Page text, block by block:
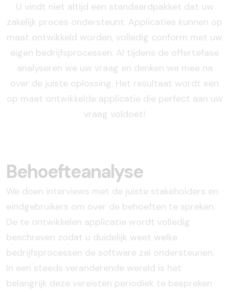
U vindt niet altijd een standaardpakket dat uw
zakelijk proces ondersteunt. Applicaties kunnen op
maat ontwikkeld worden, volledig conform met uw
eigen bedrijfsprocessen. Al tijdens de offertefase
analyseren we uw vraag en denken we mee na
over de juiste oplossing. Het resultaat wordt een
op maat ontwikkelde applicatie die perfect aan uw
vraag voldoet!
Behoefteanalyse
We doen interviews met de juiste stakeholders en
eindgebruikers om over de behoeften te spreken.
De te ontwikkelen applicatie wordt volledig
beschreven zodat u duidelijk weet welke
bedrijfsprocessen de software zal ondersteunen.
In een steeds veranderende wereld is het
belangrijk deze vereisten periodiek te bespreken